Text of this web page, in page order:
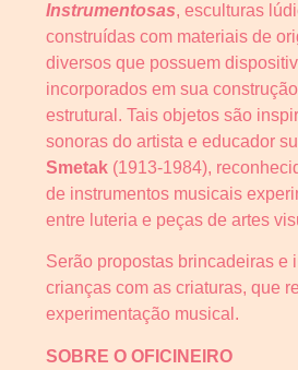
Instrumentosas, esculturas
construídas com materiais de
diversos que possuem
incorporados em sua
estrutural. Tais objetos são
sonoras do artista e educador
Smetak (1913-1984),
de instrumentos musicais
entre luteria e peças de artes
Serão propostas brincadeiras e
crianças com as criaturas, que
experimentação musical.
SOBRE O OFICINEIRO